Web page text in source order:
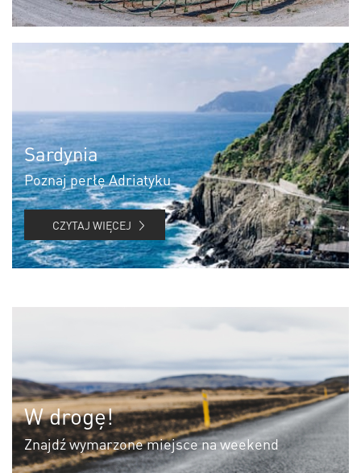
Sardynia
Poznaj perłę Adriatyku
CZYTAJ WIĘCEJ
W drogę!
Znajdź wymarzone miejsce na weekend